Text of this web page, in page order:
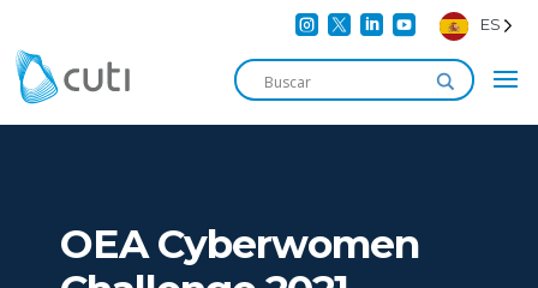
    ES
OEA Cyberwomen